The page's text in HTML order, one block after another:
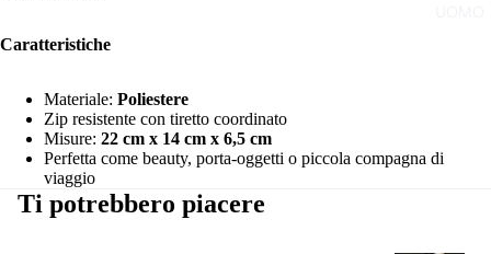
Caratteristiche
Materiale: Poliestere
Zip resistente con tiretto coordinato
Misure: 22 cm x 14 cm x 6,5 cm
Perfetta come beauty, porta-oggetti o piccola compagna di
viaggio
Ti potrebbero piacere